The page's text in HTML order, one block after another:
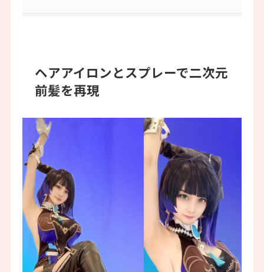
ヘアアイロンとスプレーで二次元
前髪を再現